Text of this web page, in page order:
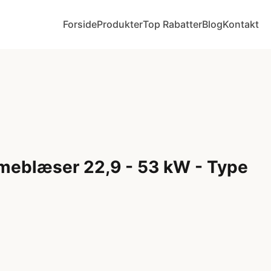
ForsideProdukterTop RabatterBlogKontakt
22,9 - 53 kW - Type